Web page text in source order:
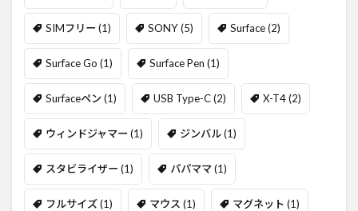
SIMフリー (1) SONY(5) Surface(2)
Surface Go (1) Surface Pen (1)
Surfaceペン(1) USB Type-C(2) X-T4(2)
ウィンドジャマー (1) ジンバル(1)
スタビライザー (1) パパママ(1)
フルサイズ(1) マウス (1) マグネット (1)